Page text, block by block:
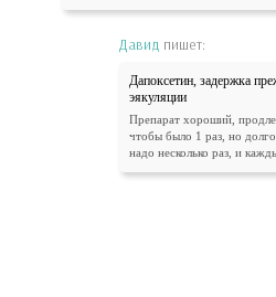
Давид пишет:
Дапоксетин, задержка
эякуляции
Препарат хороший,
чтобы было 1 раз, но
надо несколько раз, и